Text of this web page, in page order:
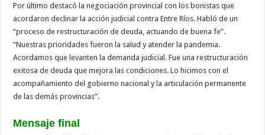
Por último destacó la negociación provincial con los bonistas que
acordaron declinar la acción judicial contra Entre Ríos. Habló de un
“proceso de restructuración de deuda, actuando de buena fe”.
“Nuestras prioridades fueron la salud y atender la pandemia.
Acordamos que levanten la demanda judicial. Fue una restructuración
exitosa de deuda que mejora las condiciones. Lo hicimos con el
acompañamiento del gobierno nacional y la articulación permanente
de las demás provincias”.
Mensaje final